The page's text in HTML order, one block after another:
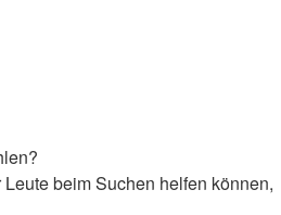
beim Suchen helfen können,